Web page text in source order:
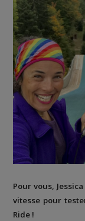
Pour vous,
vitesse pour
Ride !